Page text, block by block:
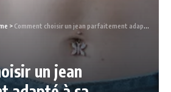
> Comment choisir un jean parfaitement adapté à sa morphologie ?
un jean